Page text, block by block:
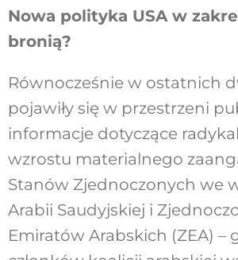
Nowa polityka USA w
bronią?
Równocześnie w ostatnich
pojawiły się w przestrzeni
informacje dotyczące
wzrostu materialnego
Stanów Zjednoczonych we
Arabii Saudyjskiej i
Emiratów Arabskich (ZEA) –